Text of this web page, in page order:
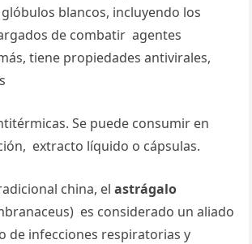
blancos, incluyendo los
de combatir agentes
tiene propiedades antivirales,
Se puede consumir en
extracto líquido o cápsulas.
china, elastrágalo
es considerado un aliado
de infecciones respiratorias y